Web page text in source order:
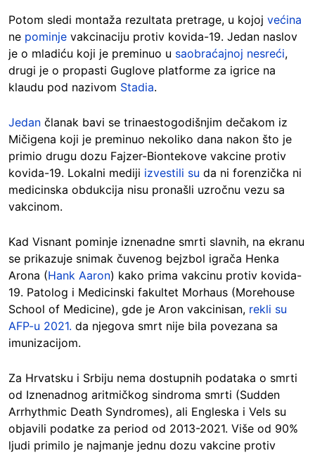
Potom sledi montaža rezultata pretrage, u kojoj većina
ne pominje vakcinaciju protiv kovida-19. Jedan naslov
je o mladiću koji je preminuo u saobraćajnoj nesreći,
drugi je o propasti Guglove platforme za igrice na
klaudu pod nazivom Stadia.
Jedan članak bavi se trinaestogodišnjim dečakom iz
Mičigena koji je preminuo nekoliko dana nakon što je
primio drugu dozu Fajzer-Biontekove vakcine protiv
kovida-19. Lokalni mediji izvestili su da ni forenzička ni
medicinska obdukcija nisu pronašli uzročnu vezu sa
vakcinom.
Kad Visnant pominje iznenadne smrti slavnih, na ekranu
se prikazuje snimak čuvenog bejzbol igrača Henka
Arona (Hank Aaron) kako prima vakcinu protiv kovida-
19. Patolog i Medicinski fakultet Morhaus (Morehouse
School of Medicine), gde je Aron vakcinisan, rekli su
AFP-u 2021. da njegova smrt nije bila povezana sa
imunizacijom.
Za Hrvatsku i Srbiju nema dostupnih podataka o smrti
od Iznenadnog aritmičkog sindroma smrti (Sudden
Arrhythmic Death Syndromes), ali Engleska i Vels su
objavili podatke za period od 2013-2021. Više od 90%
ljudi primilo je najmanje jednu dozu vakcine protiv